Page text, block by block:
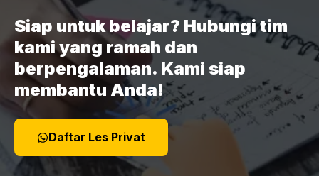
Siap untuk belajar? Hubungi tim
kami yang ramah dan
berpengalaman. Kami siap
membantu Anda!
Daftar Les Privat